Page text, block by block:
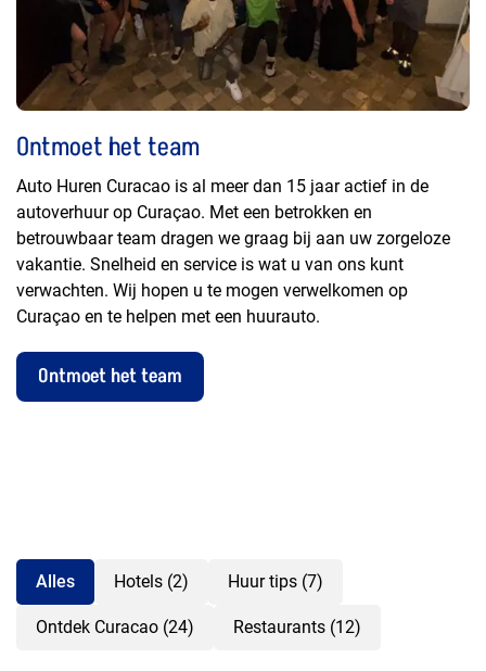
Ontmoet het team
Auto Huren Curacao is al meer dan 15 jaar actief in de
autoverhuur op Curaçao. Met een betrokken en
betrouwbaar team dragen we graag bij aan uw zorgeloze
vakantie. Snelheid en service is wat u van ons kunt
verwachten. Wij hopen u te mogen verwelkomen op
Curaçao en te helpen met een huurauto.
Ontmoet het team
Alles Hotels (2) Huur tips (7)
Ontdek Curacao (24) Restaurants (12)